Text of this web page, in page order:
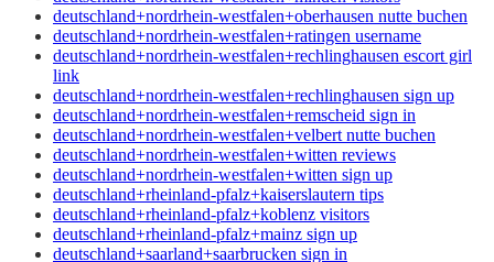
deutschland+nordrhein-westfalen+oberhausen nutte buchen
deutschland+nordrhein-westfalen+ratingen username
deutschland+nordrhein-westfalen+rechlinghausen escort girl
link
deutschland+nordrhein-westfalen+rechlinghausen sign up
deutschland+nordrhein-westfalen+remscheid sign in
deutschland+nordrhein-westfalen+velbert nutte buchen
deutschland+nordrhein-westfalen+witten reviews
deutschland+nordrhein-westfalen+witten sign up
deutschland+rheinland-pfalz+kaiserslautern tips
deutschland+rheinland-pfalz+koblenz visitors
deutschland+rheinland-pfalz+mainz sign up
deutschland+saarland+saarbrucken sign in